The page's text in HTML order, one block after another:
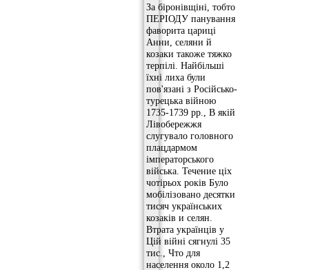
За біронівщіні, тобто
ПЕРІОДУ панування
фаворита цариці
Анни, селяни й
козаки такоже тяжко
терпілі. Найбільші
їхні лиха були
пов'язані з Російсько-
турецька війною
1735-1739 рр., В якій
Лівобережжя
слугувало головного
плацдармом
імператорського
війська. Течение ціх
чотірьох років Було
мобілізовано десятки
тисяч українських
козаків и селян.
Втрата українців у
Цій війні сягнулі 35
тис., Что для
населення около 1,2